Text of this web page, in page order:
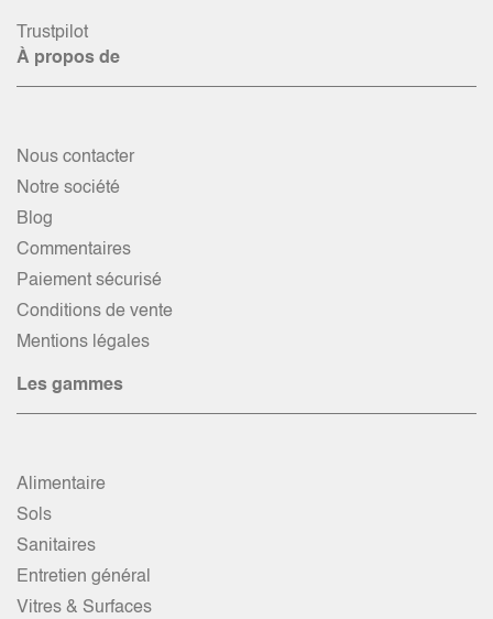
Trustpilot
À propos de
Nous contacter
Notre société
Blog
Commentaires
Paiement sécurisé
Conditions de vente
Mentions légales
Les gammes
Alimentaire
Sols
Sanitaires
Entretien général
Vitres & Surfaces